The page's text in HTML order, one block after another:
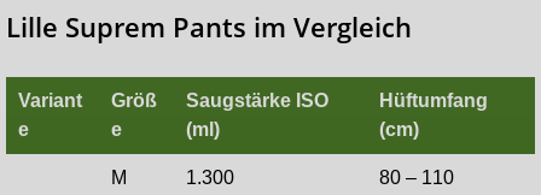
Lille Suprem Pants im Vergleich
Variant
e
Größ
e
Saugstärke ISO
(ml)
Hüftumfang
(cm)
M
1.300
80 – 110